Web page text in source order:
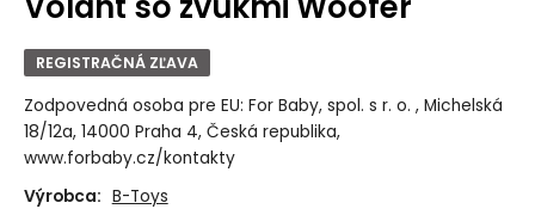
REGISTRAČNÁ ZĽAVA
Zodpovedná osoba pre EU: For Baby, spol. s r. o. , Michelská
18/12a, 14000 Praha 4, Česká republika,
www.forbaby.cz/kontakty
Výrobca: B-Toys